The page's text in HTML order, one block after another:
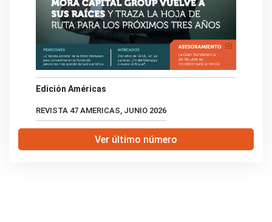
Edición Américas
REVISTA 47 AMERICAS, JUNIO 2026
Ver último número